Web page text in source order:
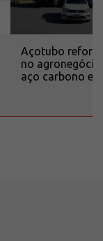
Açotubo
no
aço carbono e